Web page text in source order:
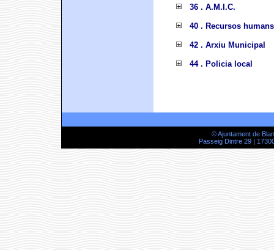
36 . A.M.I.C.
40 . Recursos humans
42 . Arxiu Municipal
44 . Policia local
© Ajuntament de
Passeig Dintre 29 |